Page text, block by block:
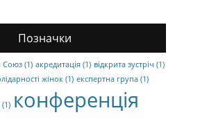
Позначки
Союз (1) акредитація (1) відкрита зустріч (1)
жінок (1) експертна група (1)
(1) конференція